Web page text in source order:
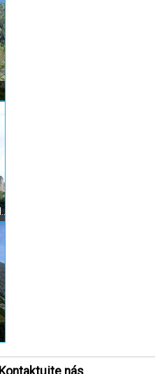
Ostrva - 1984 m n. m., Sedlo pod Ostrvou
Kontaktujte nás